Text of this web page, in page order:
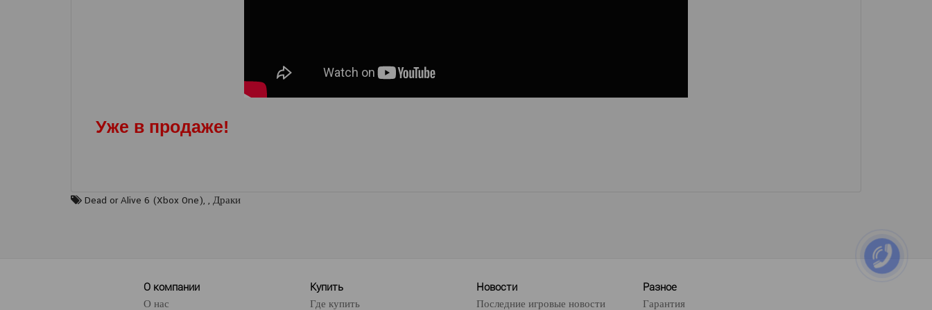
Уже в продаже!
Dead or Alive 6 (Xbox One), , Драки
О компании
О нас
Купить
Где купить
Новости
Последние игровые новости
Разное
Гарантия